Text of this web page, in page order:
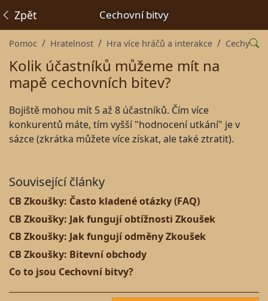
Cechovní bitvy
Zpět
Pomoc Hratelnost Hra více hráčů a interakce Cechy
Kolik účastníků můžeme mít na
mapě cechovních bitev?
Bojiště mohou mít 5 až 8 účastníků. Čím více
konkurentů máte, tím vyšší "hodnocení utkání" je v
sázce (zkrátka můžete více získat, ale také ztratit).
Související články
CB Zkoušky: Často kladené otázky (FAQ)
CB Zkoušky: Jak fungují obtížnosti Zkoušek
CB Zkoušky: Jak fungují odměny Zkoušek
CB Zkoušky: Bitevní obchody
Co to jsou Cechovní bitvy?